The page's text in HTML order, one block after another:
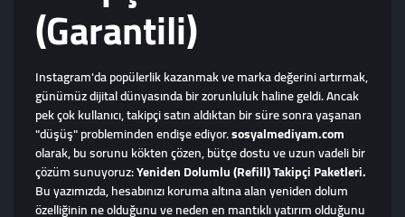
(Garantili)
Instagram'da popülerlik kazanmak ve marka değerini artırmak,
günümüz dijital dünyasında bir zorunluluk haline geldi. Ancak
pek çok kullanıcı, takipçi satın aldıktan bir süre sonra yaşanan
"düşüş" probleminden endişe ediyor.sosyalmediyam.com
olarak, bu sorunu kökten çözen, bütçe dostu ve uzun vadeli bir
çözüm sunuyoruz:Yeniden Dolumlu (Refill) Takipçi Paketleri.
Bu yazımızda, hesabınızı koruma altına alan yeniden dolum
özelliğinin ne olduğunu ve neden en mantıklı yatırım olduğunu